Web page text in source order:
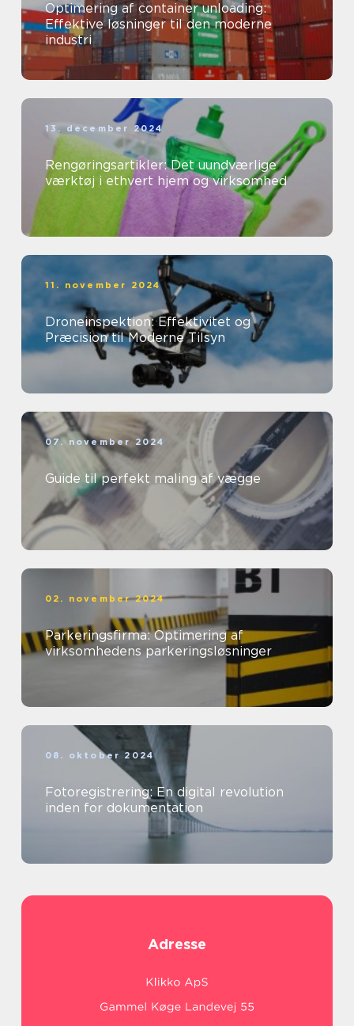
Optimering af container unloading:
Effektive løsninger til den moderne
industri
13. december 2024
Rengøringsartikler: Det uundværlige
værktøj i ethvert hjem og virksomhed
11. november 2024
Droneinspektion: Effektivitet og
Præcision til Moderne Tilsyn
07. november 2024
Guide til perfekt maling af vægge
02. november 2024
Parkeringsfirma: Optimering af
virksomhedens parkeringsløsninger
08. oktober 2024
Fotoregistrering: En digital revolution
inden for dokumentation
Adresse